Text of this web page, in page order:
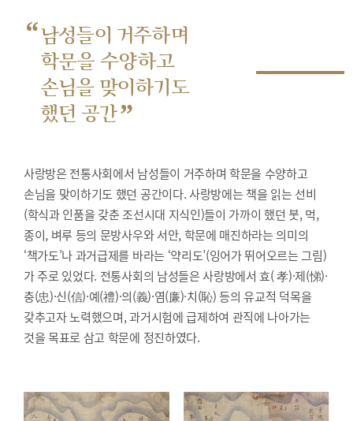
“남성들이 거주하며
학문을 수양하고
손님을 맞이하기도
했던 공간”
사랑방은 전통사회에서 남성들이 거주하며 학문을 수양하고
손님을 맞이하기도 했던 공간이다. 사랑방에는 책을 읽는 선비
(학식과 인품을 갖춘 조선시대 지식인)들이 가까이 했던 붓, 먹,
종이, 벼루 등의 문방사우와 서안, 학문에 매진하라는 의미의
‘책가도’나 과거급제를 바라는 ‘약리도’(잉어가 뛰어오르는 그림)
가 주로 있었다. 전통사회의 남성들은 사랑방에서 효( 孝)·제(悌)·
충(忠)·신(信)·예(禮)·의(義)·염(廉)·치(恥) 등의 유교적 덕목을
갖추고자 노력했으며, 과거시험에 급제하여 관직에 나아가는
것을 목표로 삼고 학문에 정진하였다.